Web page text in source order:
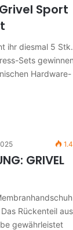
Grivel Sport
ihr diesmal 5 Stk.
Sets
Hardware-
GRIVEL
Rückenteil aus
gewährleistet